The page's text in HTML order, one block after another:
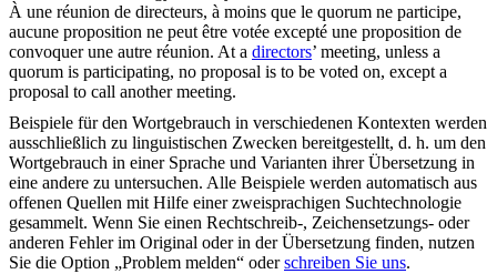
À une réunion de directeurs, à moins que le quorum ne participe,
aucune proposition ne peut être votée excepté une proposition de
convoquer une autre réunion. At a directors’ meeting, unless a
quorum is participating, no proposal is to be voted on, except a
proposal to call another meeting.
Beispiele für den Wortgebrauch in verschiedenen Kontexten werden
ausschließlich zu linguistischen Zwecken bereitgestellt, d. h. um den
Wortgebrauch in einer Sprache und Varianten ihrer Übersetzung in
eine andere zu untersuchen. Alle Beispiele werden automatisch aus
offenen Quellen mit Hilfe einer zweisprachigen Suchtechnologie
gesammelt. Wenn Sie einen Rechtschreib-, Zeichensetzungs- oder
anderen Fehler im Original oder in der Übersetzung finden, nutzen
Sie die Option „Problem melden“ oderschreiben Sie uns.